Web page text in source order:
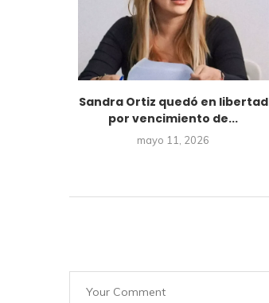
Sandra Ortiz quedó en libertad
por vencimiento de...
mayo 11, 2026